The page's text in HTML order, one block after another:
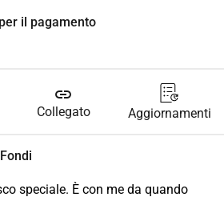
il pagamento
link
Collegato Aggiornamenti
speciale. È con me da quando